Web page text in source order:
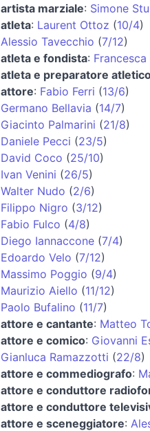
artista marziale: Simone
atleta: Laurent Ottoz (10/4)
Alessio Tavecchio (7/12)
atleta e fondista:
atleta e preparatore
attore: Fabio Ferri (13/6)
Germano Bellavia (14/7)
Giacinto Palmarini (21/8)
Daniele Pecci (23/5)
David Coco (25/10)
Ivan Venini (26/5)
Walter Nudo (2/6)
Filippo Nigro (3/12)
Fabio Fulco (4/8)
Diego Iannaccone (7/4)
Edoardo Velo (7/12)
Massimo Poggio (9/4)
Maurizio Aiello (11/12)
Paolo Bufalino (11/7)
attore e cantante: Matteo
attore e comico: Giovanni
Gianluca Ramazzotti (22/8)
attore e commediografo:
attore e conduttore
attore e conduttore
attore e sceneggiatore: